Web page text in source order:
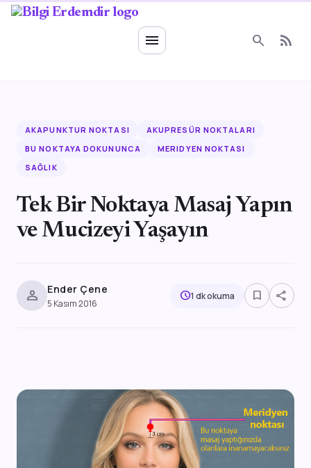
menu
Ruhsal Enerji
search rss_feed
AKAPUNKTUR NOKTASI
AKUPRESÜR NOKTALARI
BU NOKTAYA DOKUNUNCA
MERIDYEN NOKTASI
SAĞLIK
Tek Bir Noktaya Masaj Yapın
ve Mucizeyi Yaşayın
person Ender Çene
5 Kasım 2016
schedule1 dk okuma bookmark_border share